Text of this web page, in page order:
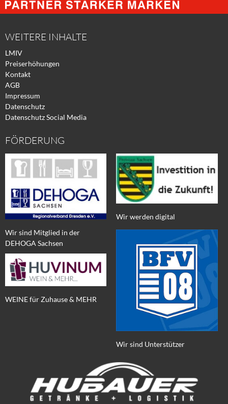
Facebook
Xing Twitter
WEITERE INHALTE
LMIV
Preiserhöhungen
Kontakt
AGB
Impressum
Datenschutz
Datenschutz Social Media
FÖRDERUNG
Wir sind Mitglied in der
DEHOGA Sachsen
WEINE für Zuhause & MEHR
Wir werden digital
Wir sind Unterstützer